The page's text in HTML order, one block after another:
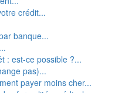
crédit...
banque...
: est-ce possible ?...
pas)...
payer moins cher...